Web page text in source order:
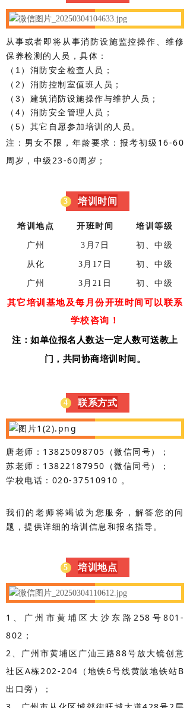
从事或者即将从事消防设施监控操作、维修
保养检测的人员，具体：
（1）消防安全检查人员；
（2）消防控制室值班人员；
（3）建筑消防设施操作与维护人员；
（4）消防安全管理人员；
（5）其它自愿参加培训的人员。
注： 男女不限，年龄要求：报考初级 16-60
周岁，中级23-60周岁；
3 培训时间
培训地点 开班时间 培训等级
广州 3月7日 初、中级
从化 3月17日 初、中级
广州 3月21日 初、中级
其它培训基地及每月份开班时间可以联系
学校咨询！
注：如单位报名人数达一定人数可送教上
门，共同协商培训时间。
4 联系方式
唐老师：13825098705（微信同号）；
苏老师：13822187950（微信同号）；
学校电话：020-37510910 。
我们的老师将竭诚为您服务，解答您的问
题，提供详细的培训信息和报名指导。
5 培训地点
1、广州市黄埔区大沙东路258号801-
802；
2、广州市黄埔区广汕三路88号放大镜创意
社区A栋202-204（地铁6号线黄陂地铁站B
出口旁）；